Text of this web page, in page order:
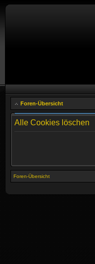
Foren-Übersicht
Alle Cookies löschen
Foren-Übersicht